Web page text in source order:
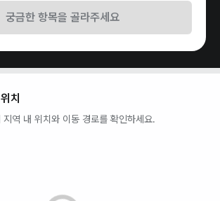
궁금한 항목을 골라주세요
위치
지역 내 위치와 이동 경로를 확인하세요.